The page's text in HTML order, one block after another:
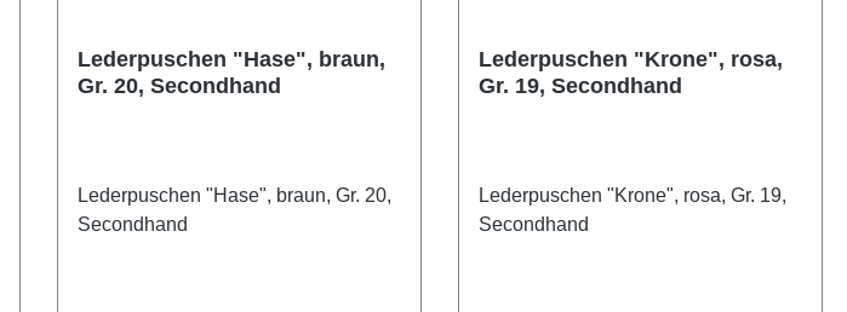
Lederpuschen "Hase", braun,
Gr. 20, Secondhand
Lederpuschen "Hase", braun, Gr. 20,
Secondhand
Lederpuschen "Krone", rosa,
Gr. 19, Secondhand
Lederpuschen "Krone", rosa, Gr. 19,
Secondhand